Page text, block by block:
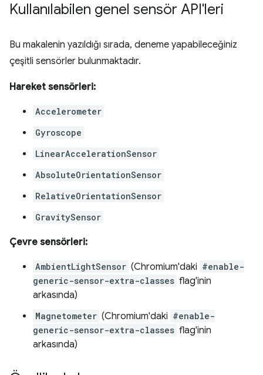
Kullanılabilen genel sensör API'leri
Bu makalenin yazıldığı sırada, deneme yapabileceğiniz
çeşitli sensörler bulunmaktadır.
Hareket sensörleri:
Accelerometer
Gyroscope
LinearAccelerationSensor
AbsoluteOrientationSensor
RelativeOrientationSensor
GravitySensor
Çevre sensörleri:
AmbientLightSensor (Chromium'daki #enable-
generic-sensor-extra-classes flag'inin
arkasında)
Magnetometer (Chromium'daki #enable-
generic-sensor-extra-classes flag'inin
arkasında)